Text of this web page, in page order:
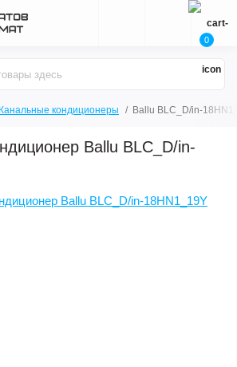
0
Канальные кондиционеры Ballu BLC_D/in-
Ballu BLC_D/in-